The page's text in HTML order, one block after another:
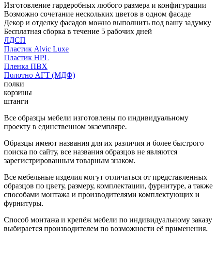
Изготовление гардеробных любого размера и конфигурации
Возможно сочетание нескольких цветов в одном фасаде
Декор и отделку фасадов можно выполнить под вашу задумку
Бесплатная сборка в течение 5 рабочих дней
ЛДСП
Пластик Alvic Luxe
Пластик HPL
Пленка ПВХ
Полотно АГТ (МДФ)
полки
корзины
штанги
Все образцы мебели изготовлены по индивидуальному
проекту в единственном экземпляре.
Образцы имеют названия для их различия и более быстрого
поиска по сайту, все названия образцов не являются
зарегистрированным товарным знаком.
Все мебельные изделия могут отличаться от представленных
образцов по цвету, размеру, комплектации, фурнитуре, а также
способами монтажа и производителями комплектующих и
фурнитуры.
Способ монтажа и крепёж мебели по индивидуальному заказу
выбирается производителем по возможности её применения.